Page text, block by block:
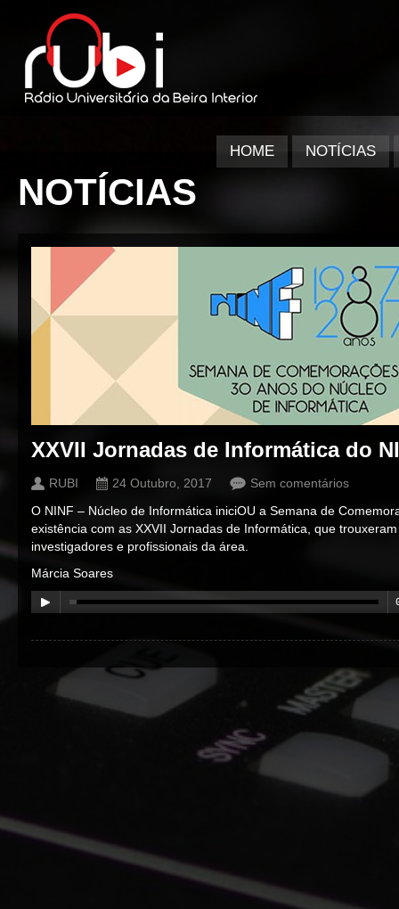
HOME NOTÍCIAS
NOTÍCIAS
XXVII Jornadas de Informática do
RUBI 24 Outubro, 2017
Sem comentários
O NINF – Núcleo de Informática iniciOU a Semana de
existência com as XXVII Jornadas de Informática, que
investigadores e profissionais da área.
Márcia Soares
00:00 / 00:00